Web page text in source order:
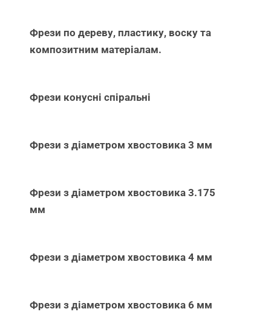
Фрези по дереву, пластику, воску та
композитним матеріалам.
Фрези конусні спіральні
Фрези з діаметром хвостовика 3 мм
Фрези з діаметром хвостовика 3.175
мм
Фрези з діаметром хвостовика 4 мм
Фрези з діаметром хвостовика 6 мм